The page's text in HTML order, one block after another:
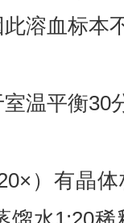
溶血标本
温平衡30
）有晶